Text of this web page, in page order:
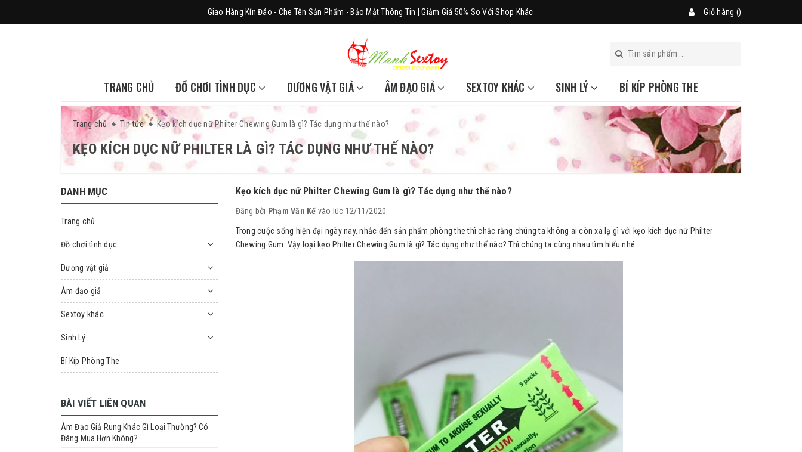
Giao Hàng Kín Đáo - Che Tên Sản Phẩm - Bảo Mật Thông Tin | Giảm Giá 50% So Với Shop Khác Giỏ hàng ()
TRANG CHỦ ĐỒ CHƠI TÌNH DỤC DƯƠNG VẬT GIẢ ÂM ĐẠO GIẢ SEXTOY KHÁC SINH LÝ BÍ KÍP PHÒNG THE
Trang chủ Tin tức Kẹo kích dục nữ Philter Chewing Gum là gì? Tác dụng như thế nào?
KẸO KÍCH DỤC NỮ PHILTER LÀ GÌ? TÁC DỤNG NHƯ THẾ NÀO?
Kẹo kích dục nữ Philter Chewing Gum là gì? Tác dụng như thế nào?
Đăng bởi Phạm Văn Kế vào lúc 12/11/2020
Trong cuộc sống hiện đại ngày nay, nhắc đến sản phẩm phòng the thì chắc rằng chúng ta không ai còn xa lạ gì với kẹo kích dục nữ Philter
Chewing Gum. Vậy loại kẹo Philter Chewing Gum là gì? Tác dụng như thế nào? Thì chúng ta cùng nhau tìm hiểu nhé.
DANH MỤC
Trang chủ
Đồ chơi tình dục
Dương vật giả
Âm đạo giả
Sextoy khác
Sinh Lý
Bí Kíp Phòng The
BÀI VIẾT LIÊN QUAN
Âm Đạo Giả Rung Khác Gì Loại Thường? Có
Đáng Mua Hơn Không?